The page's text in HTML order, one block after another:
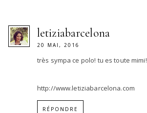
letiziabarcelona
20 MAI, 2016
très sympa ce polo! tu es toute mimi!
http://www.letiziabarcelona.com
RÉPONDRE